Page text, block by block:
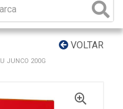
VOLTAR
JUNCO 200G